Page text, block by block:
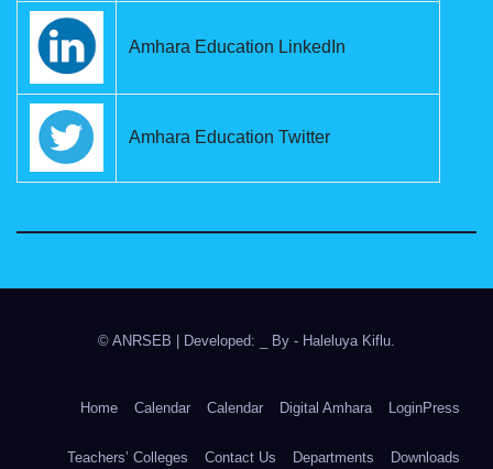
Amhara Education LinkedIn
Amhara Education Twitter
© ANRSEB | Developed: _ By - Haleluya Kiflu
Home Calendar Calendar Digital Amhara LoginPress
Teachers’ Colleges Contact Us Departments Downloads